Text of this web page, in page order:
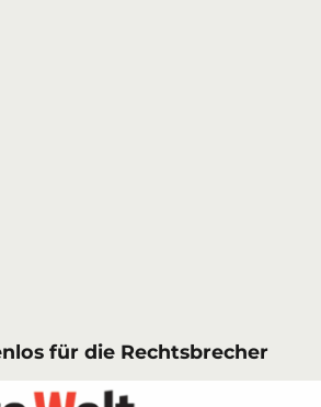
für die Rechtsbrecher